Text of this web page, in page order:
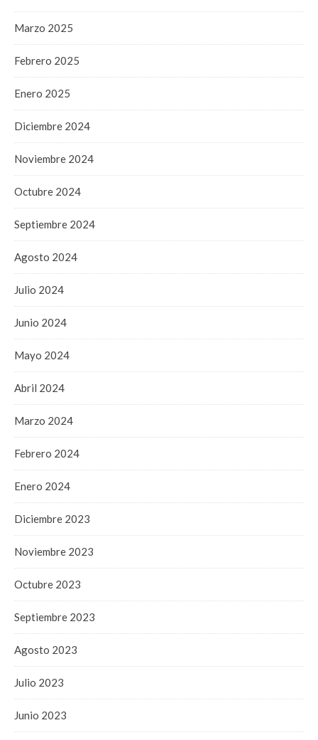
Marzo 2025
Febrero 2025
Enero 2025
Diciembre 2024
Noviembre 2024
Octubre 2024
Septiembre 2024
Agosto 2024
Julio 2024
Junio 2024
Mayo 2024
Abril 2024
Marzo 2024
Febrero 2024
Enero 2024
Diciembre 2023
Noviembre 2023
Octubre 2023
Septiembre 2023
Agosto 2023
Julio 2023
Junio 2023